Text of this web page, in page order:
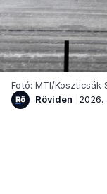
Fotó: MTI/Koszticsák
Röviden
2026.